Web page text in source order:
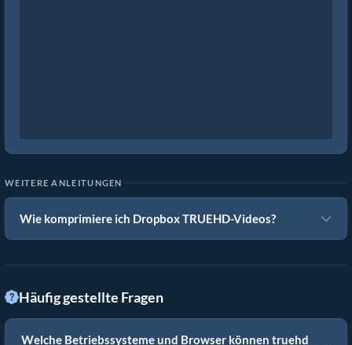
WEITERE ANLEITUNGEN
Wie komprimiere ich Dropbox TRUEHD-Videos?
Häufig gestellte Fragen
Welche Betriebssysteme und Browser können truehd